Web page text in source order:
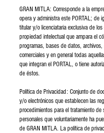
GRAN MITLA: Corresponde a la
opera y administra este PORTAL; de
titular y/o licenciataria exclusiva de
propiedad intelectual que ampara el
programas, bases de datos, archivos,
comerciales y en general todas
que integran el PORTAL, o tiene
de éstos.
Política de Privacidad: Conjunto de
y/o electrónicos que establecen las
procedimientos para el tratamiento de
personales que voluntariamente ha
de GRAN MITLA. La política de